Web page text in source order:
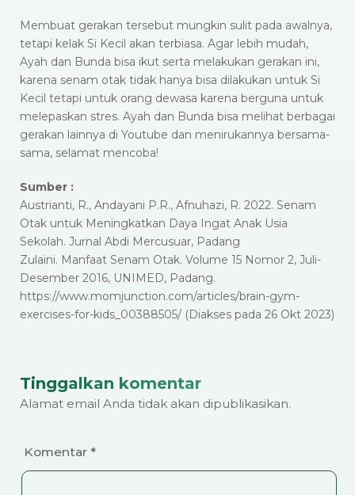
Membuat gerakan tersebut mungkin sulit pada awalnya,
tetapi kelak Si Kecil akan terbiasa. Agar lebih mudah,
Ayah dan Bunda bisa ikut serta melakukan gerakan ini,
karena senam otak tidak hanya bisa dilakukan untuk Si
Kecil tetapi untuk orang dewasa karena berguna untuk
melepaskan stres. Ayah dan Bunda bisa melihat berbagai
gerakan lainnya di Youtube dan menirukannya bersama-
sama, selamat mencoba!
Sumber :
Austrianti, R., Andayani P.R., Afnuhazi, R. 2022. Senam
Otak untuk Meningkatkan Daya Ingat Anak Usia
Sekolah. Jurnal Abdi Mercusuar, Padang
Zulaini. Manfaat Senam Otak. Volume 15 Nomor 2, Juli-
Desember 2016, UNIMED, Padang.
https://www.momjunction.com/articles/brain-gym-
exercises-for-kids_00388505/ (Diakses pada 26 Okt 2023)
Tinggalkan komentar
Alamat email Anda tidak akan dipublikasikan.
Komentar *